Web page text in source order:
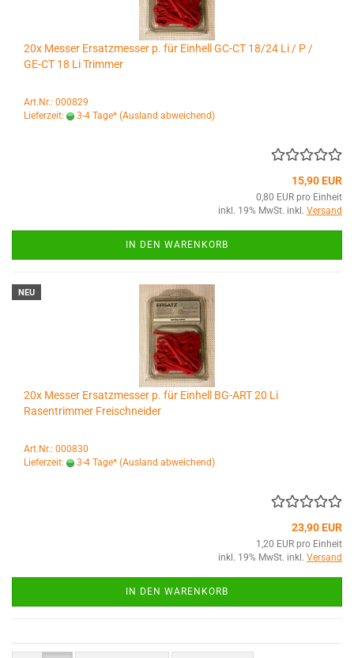
20x Messer Ersatzmesser p. für Einhell GC-CT 18/24 Li / P /
GE-CT 18 Li Trimmer
Art.Nr.: 000829
Lieferzeit:
3-4 Tage* (Ausland abweichend)
15,90 EUR
0,80 EUR pro Einheit
inkl. 19% MwSt. inkl. Versand
IN DEN WARENKORB
NEU
20x Messer Ersatzmesser p. für Einhell BG-ART 20 Li
Rasentrimmer Freischneider
Art.Nr.: 000830
Lieferzeit:
3-4 Tage* (Ausland abweichend)
23,90 EUR
1,20 EUR pro Einheit
inkl. 19% MwSt. inkl. Versand
IN DEN WARENKORB